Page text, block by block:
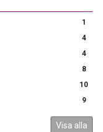
1
4
4
8
10
9
Visa alla